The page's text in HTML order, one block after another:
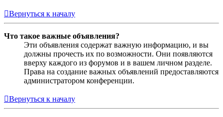
Вернуться к началу
Что такое важные объявления?
Эти объявления содержат важную информацию, и вы
должны прочесть их по возможности. Они появляются
вверху каждого из форумов и в вашем личном разделе.
Права на создание важных объявлений предоставляются
администратором конференции.
Вернуться к началу